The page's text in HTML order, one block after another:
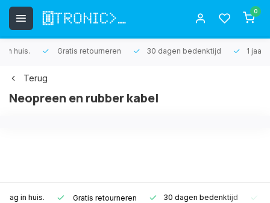
0
Gratis retourneren 30 dagen bedenktijd 1 jaar garantie
Terug
Neopreen en rubber kabel
Gratis retourneren 30 dagen bedenktijd 1 jaar garantie